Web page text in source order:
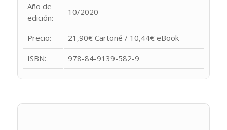
Año de
edición:
10/2020
Precio:
21,90€ Cartoné / 10,44€ eBook
ISBN:
978-84-9139-582-9